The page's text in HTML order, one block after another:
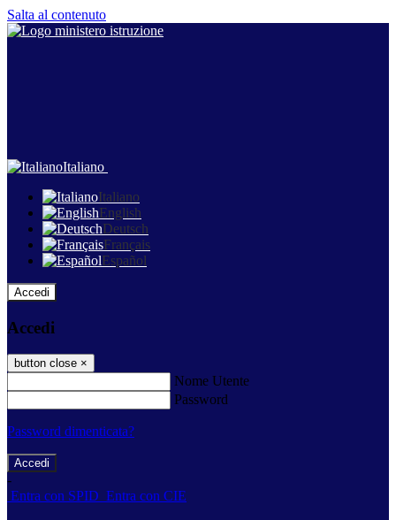
Salta al contenuto
Italiano
Italiano
English
Deutsch
Français
Español
Accedi
Accedi
button close ×
Nome Utente
Password
Password dimenticata?
-
Entra con SPID Entra con CIE